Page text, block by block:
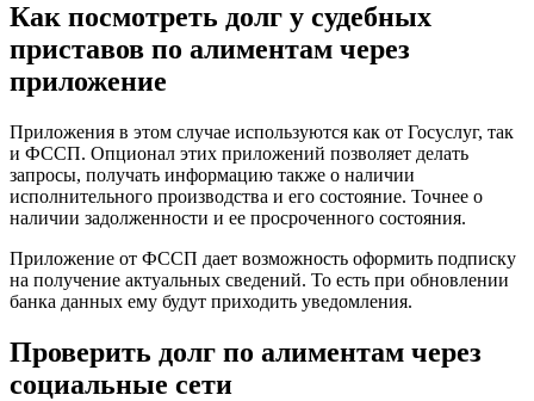
Как посмотреть долг у судебных
приставов по алиментам через
приложение
Приложения в этом случае используются как от Госуслуг, так
и ФССП. Опционал этих приложений позволяет делать
запросы, получать информацию также о наличии
исполнительного производства и его состояние. Точнее о
наличии задолженности и ее просроченного состояния.
Приложение от ФССП дает возможность оформить подписку
на получение актуальных сведений. То есть при обновлении
банка данных ему будут приходить уведомления.
Проверить долг по алиментам через
социальные сети